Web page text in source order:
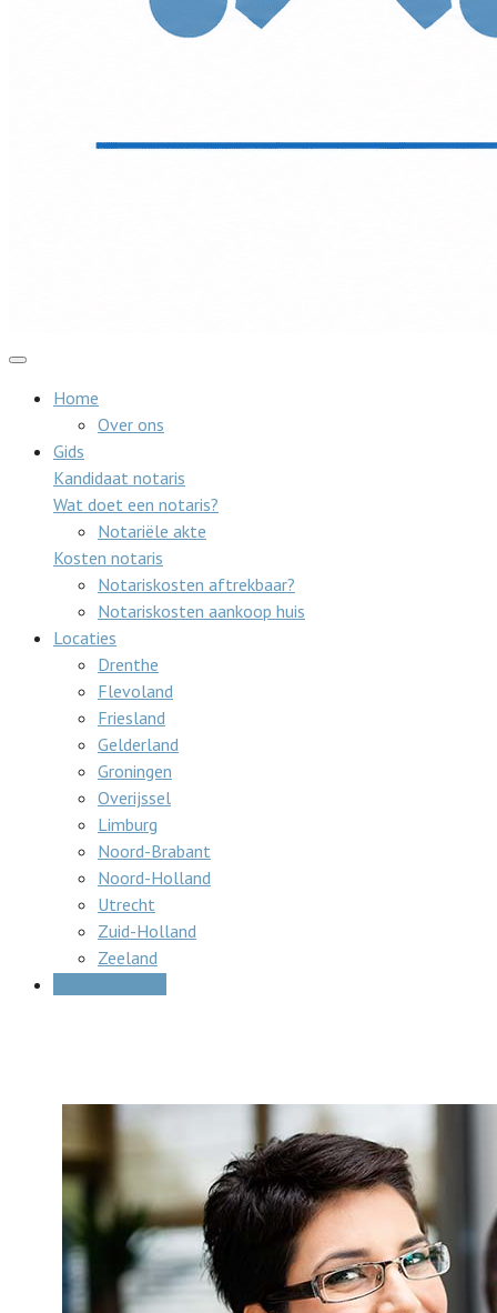
Home
Over ons
Gids
Kandidaat notaris
Wat doet een notaris?
Notariële akte
Kosten notaris
Notariskosten aftrekbaar?
Notariskosten aankoop huis
Locaties
Drenthe
Flevoland
Friesland
Gelderland
Groningen
Overijssel
Limburg
Noord-Brabant
Noord-Holland
Utrecht
Zuid-Holland
Zeeland